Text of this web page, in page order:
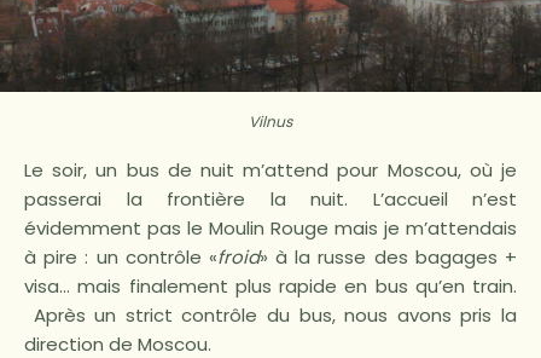
Vilnus
Le soir, un bus de nuit m’attend pour Moscou, où je
passerai la frontière la nuit. L’accueil n’est
évidemment pas le Moulin Rouge mais je m’attendais
à pire : un contrôle «froid» à la russe des bagages +
visa… mais finalement plus rapide en bus qu’en train.
Après un strict contrôle du bus, nous avons pris la
direction de Moscou.